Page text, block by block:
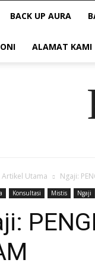
BACK UP AURA
ALAMAT KAMI
Artikel Utama Ngaji:
Konsultasi Mistis Ngaji